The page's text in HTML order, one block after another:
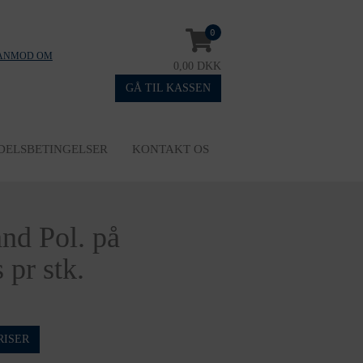
OM
0
0,00 DKK
GÅ TIL KASSEN
KONTAKT OS
Pol. på
pr stk.